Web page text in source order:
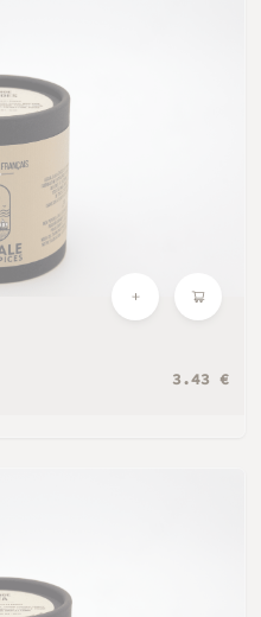
3.43 €